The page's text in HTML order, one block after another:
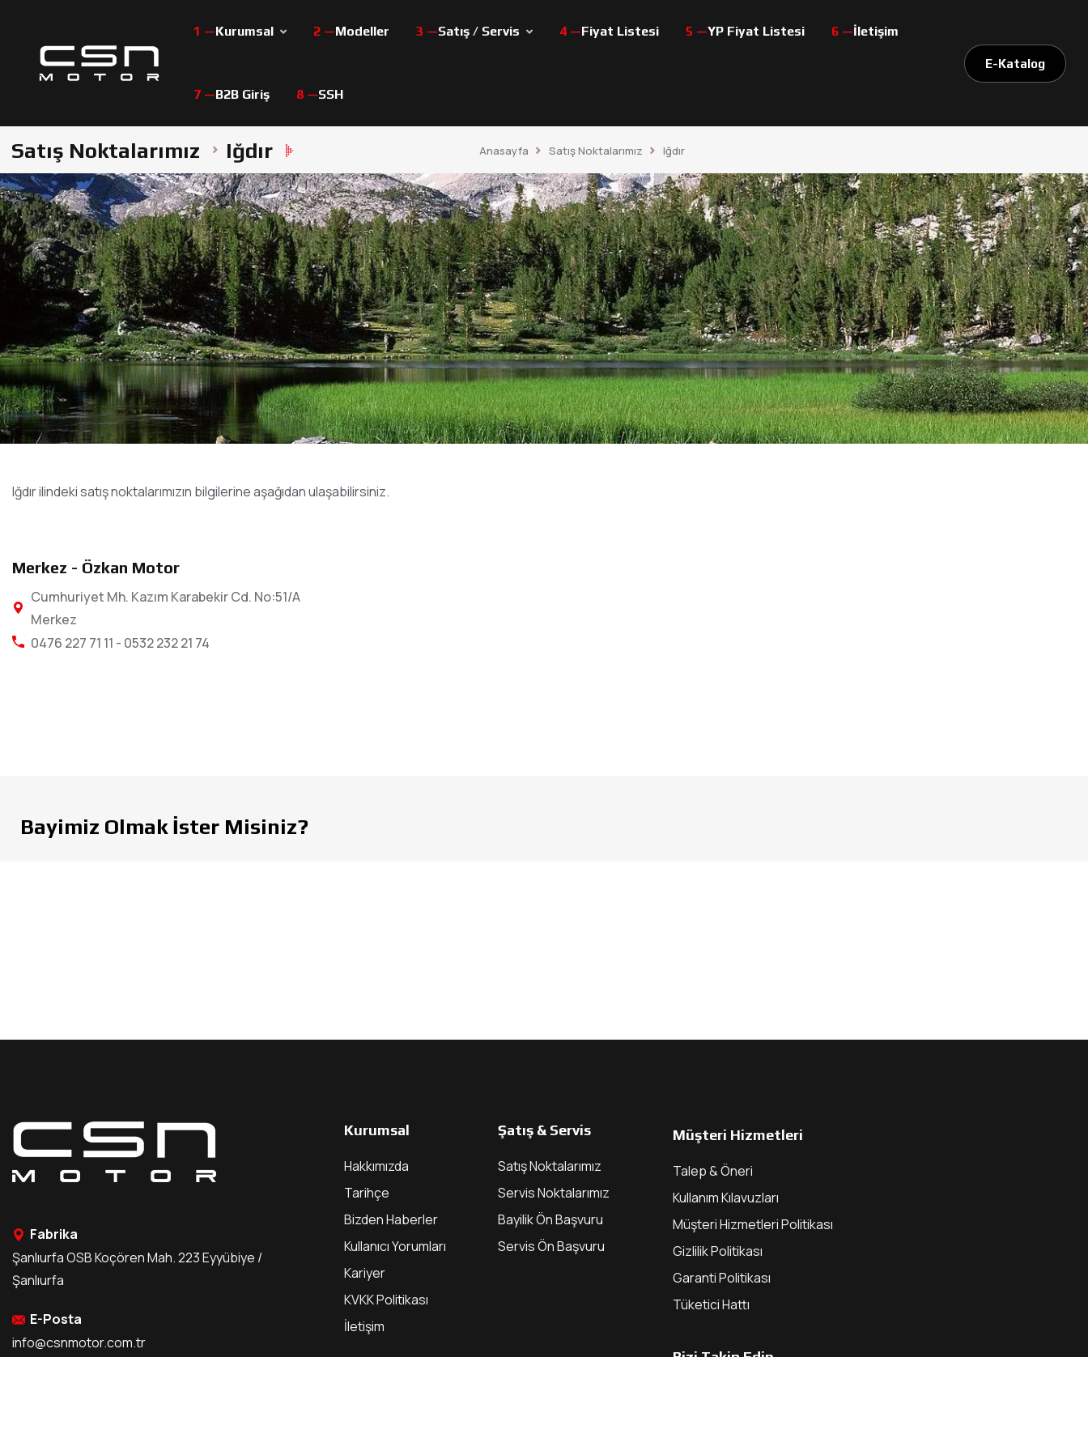
Kurumsal Modeller Satış / Servis Fiyat Listesi YP Fiyat Listesi İletişim
B2B Giriş SSH
E-Katalog
Satış Noktalarımız Iğdır Anasayfa Satış Noktalarımız Iğdır
Iğdır ilindeki satış noktalarımızın bilgilerine aşağıdan ulaşabilirsiniz.
Merkez - Özkan Motor
Cumhuriyet Mh. Kazım Karabekir Cd. No:51/A
Merkez
0476 227 71 11 - 0532 232 21 74
Bayimiz Olmak İster Misiniz?
Fabrika
Şanlıurfa OSB Koçören Mah. 223 Eyyübiye /
Şanlıurfa
E-Posta
info@csnmotor.com.tr
Kurumsal
Hakkımızda
Tarihçe
Bizden Haberler
Kullanıcı Yorumları
Kariyer
KVKK Politikası
İletişim
Şatış & Servis
Satış Noktalarımız
Servis Noktalarımız
Bayilik Ön Başvuru
Servis Ön Başvuru
Müşteri Hizmetleri
Talep & Öneri
Kullanım Kılavuzları
Müşteri Hizmetleri Politikası
Gizlilik Politikası
Garanti Politikası
Tüketici Hattı
Bizi Takip Edin